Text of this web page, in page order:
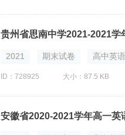
贵州省思南中学2021-2021
2021 期末试卷 高中英语
ID：728925 大小：87.5 KB
安徽省2020-2021学年高一英